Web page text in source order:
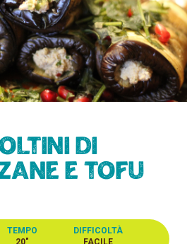
di
e tofu
TEMPO
20"
DIFFICOLTÀ
FACILE